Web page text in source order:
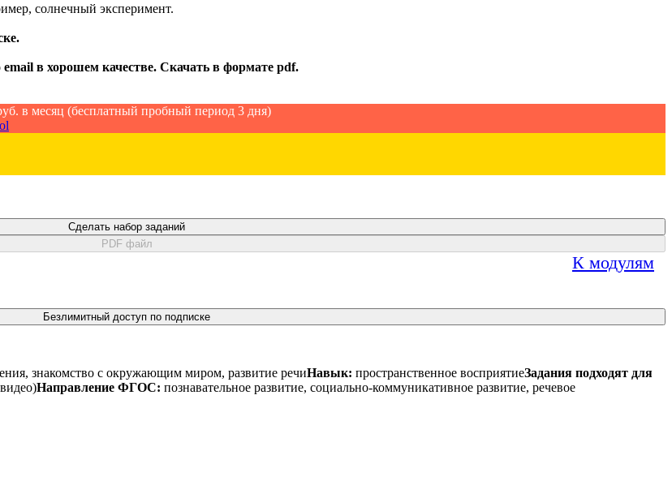
солнечный эксперимент.
в хорошем качестве. Скачать в формате pdf.
в месяц (бесплатный пробный период 3 дня)
Сделать набор заданий
PDF файл
К модулям
Безлимитный доступ по подписке
знакомство с окружающим миром, развитие речиНавык: пространственное восприятиеЗадания подходят для
Направление ФГОС: познавательное развитие, социально-коммуникативное развитие, речевое